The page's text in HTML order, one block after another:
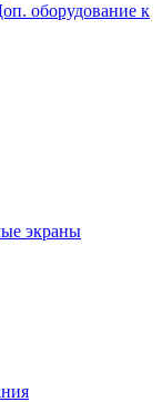
оборудование к
экраны